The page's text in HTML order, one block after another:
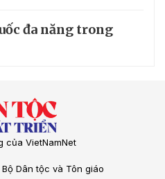
đa năng trong
của VietNamNet
Dân tộc và Tôn giáo